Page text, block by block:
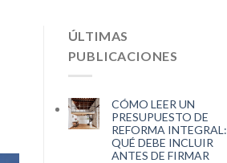
ÚLTIMAS
PUBLICACIONES
CÓMO LEER UN
PRESUPUESTO DE
REFORMA INTEGRAL:
QUÉ DEBE INCLUIR
ANTES DE FIRMAR